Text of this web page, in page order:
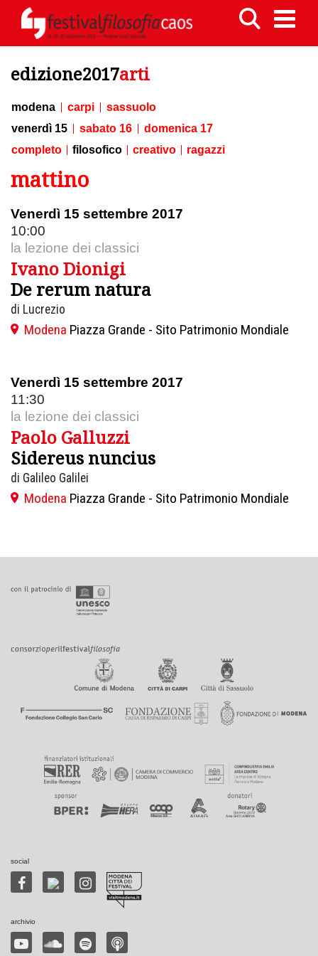
edizione2017arti
modena carpi
sassuolo
venerdì 15
sabato 16
domenica 17
completo
filosofico creativo ragazzi
mattino
Venerdì 15 settembre 2017
10:00
la lezione dei classici
Ivano Dionigi
De rerum natura
di Lucrezio
Modena Piazza Grande - Sito Patrimonio Mondiale
Venerdì 15 settembre 2017
11:30
la lezione dei classici
Paolo Galluzzi
Sidereus nuncius
di Galileo Galilei
Modena Piazza Grande - Sito Patrimonio Mondiale
social
archivio